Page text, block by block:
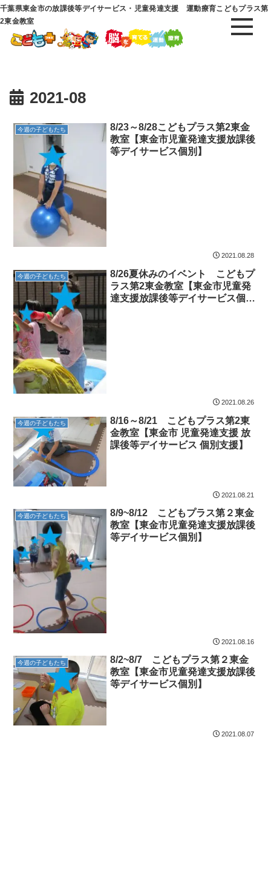
千葉県東金市の放課後等デイサービス・児童発達支援 運動療育こどもプラス第
2東金教室
2021-08
今週の子どもたち
8/23～8/28こどもプラス第2東金
教室【東金市児童発達支援放課後
等デイサービス個別】
2021.08.28
今週の子どもたち
8/26夏休みのイベント こどもプ
ラス第2東金教室【東金市児童発
達支援放課後等デイサービス個
2021.08.26
今週の子どもたち
8/16～8/21 こどもプラス第2東
金教室【東金市 児童発達支援 放
課後等デイサービス 個別支援】
2021.08.21
今週の子どもたち
8/9~8/12 こどもプラス第２東金
教室【東金市児童発達支援放課後
等デイサービス個別】
2021.08.16
今週の子どもたち
8/2~8/7 こどもプラス第２東金
教室【東金市児童発達支援放課後
等デイサービス個別】
2021.08.07